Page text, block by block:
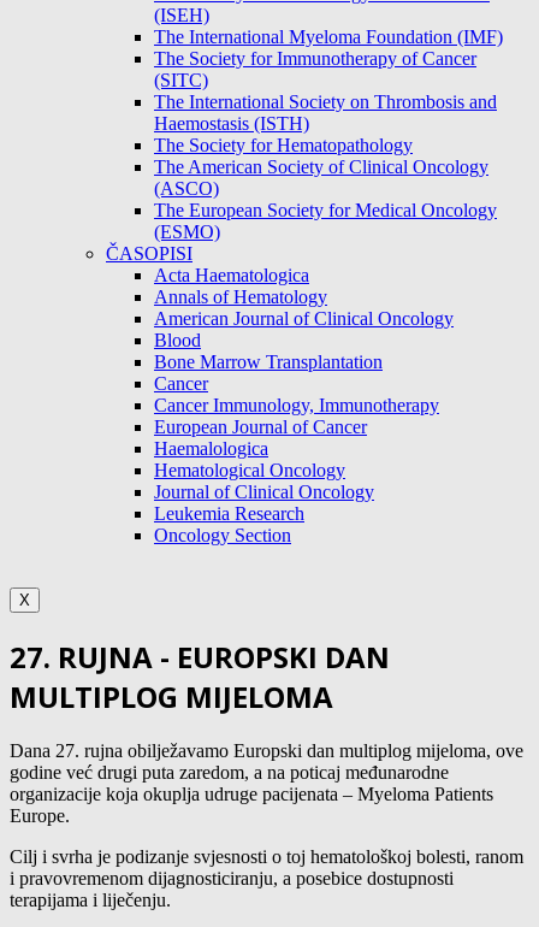
(ISEH)
The International Myeloma Foundation (IMF)
The Society for Immunotherapy of Cancer
(SITC)
The International Society on Thrombosis and
Haemostasis (ISTH)
The Society for Hematopathology
The American Society of Clinical Oncology
(ASCO)
The European Society for Medical Oncology
(ESMO)
ČASOPISI
Acta Haematologica
Annals of Hematology
American Journal of Clinical Oncology
Blood
Bone Marrow Transplantation
Cancer
Cancer Immunology, Immunotherapy
European Journal of Cancer
Haemalologica
Hematological Oncology
Journal of Clinical Oncology
Leukemia Research
Oncology Section
X
27. RUJNA - EUROPSKI DAN
MULTIPLOG MIJELOMA
Dana 27. rujna obilježavamo Europski dan multiplog mijeloma, ove
godine već drugi puta zaredom, a na poticaj međunarodne
organizacije koja okuplja udruge pacijenata – Myeloma Patients
Europe.
Cilj i svrha je podizanje svjesnosti o toj hematološkoj bolesti, ranom
i pravovremenom dijagnosticiranju, a posebice dostupnosti
terapijama i liječenju.